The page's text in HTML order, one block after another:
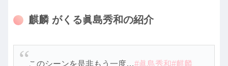
麒麟 がくる眞島秀和の紹介
このシーンを是非もう一度…#眞島秀和#麒麟